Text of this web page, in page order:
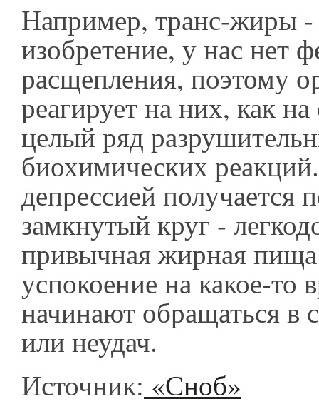
Например, транс-жиры -
изобретение, у нас нет
расщепления, поэтому
реагирует на них, как
целый ряд
биохимических
депрессией получается
замкнутый круг -
привычная жирная
успокоение на какое-то
начинают обращаться в
или неудач.
Источник: «Сноб»